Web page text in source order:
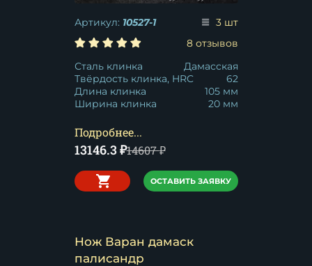
Артикул: 10527-1
3 шт
8 отзывов
Сталь клинка
Дамасская
Твёрдость клинка, HRC
62
Длина клинка
105 мм
Ширина клинка
20 мм
Подробнее...
13146.3₽14607₽
ОСТАВИТЬ ЗАЯВКУ
Нож Варан дамаск
палисандр